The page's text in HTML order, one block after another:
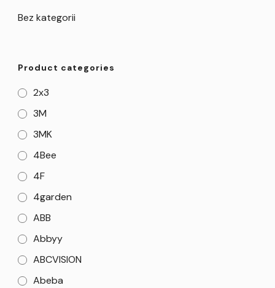
Bez kategorii
Product categories
2x3
3M
3MK
4Bee
4F
4garden
ABB
Abbyy
ABCVISION
Abeba